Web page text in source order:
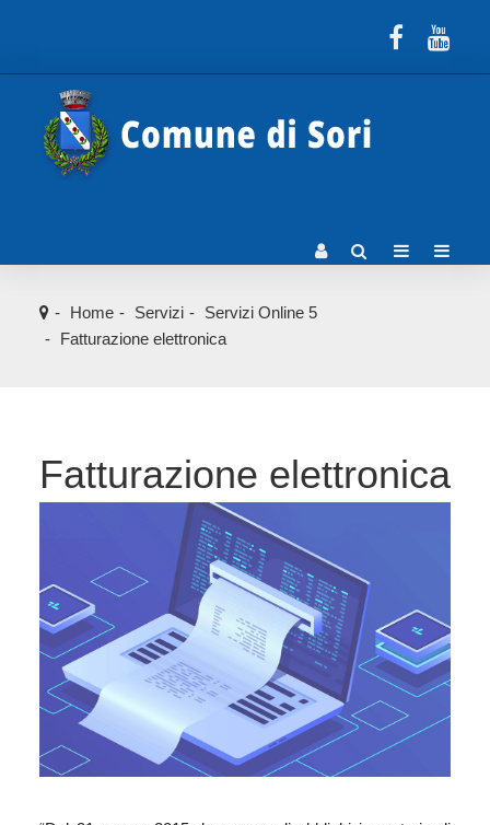
Home Servizi
Servizi Online 5
Fatturazione elettronica
Fatturazione elettronica